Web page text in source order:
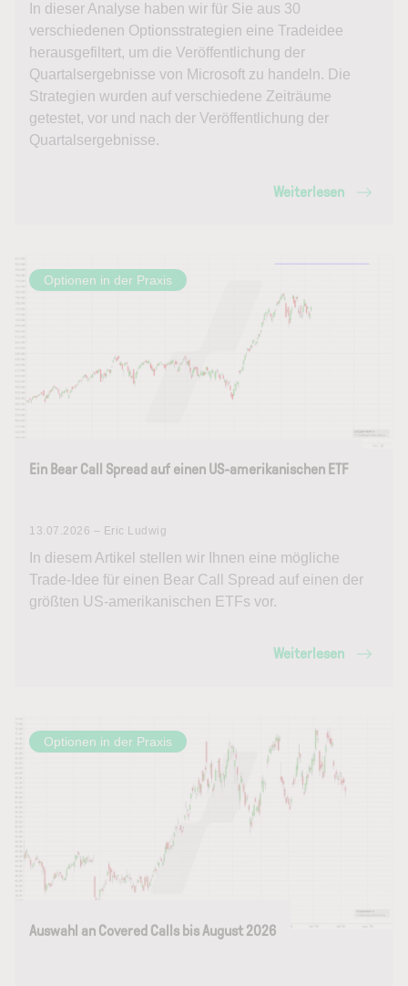
In dieser Analyse haben wir für Sie aus 30
verschiedenen Optionsstrategien eine Tradeidee
herausgefiltert, um die Veröffentlichung der
Quartalsergebnisse von Microsoft zu handeln. Die
Strategien wurden auf verschiedene Zeiträume
getestet, vor und nach der Veröffentlichung der
Quartalsergebnisse.
Weiterlesen
Optionen in der Praxis
Ein Bear Call Spread auf einen US-amerikanischen ETF
13.07.2026 – Eric Ludwig
In diesem Artikel stellen wir Ihnen eine mögliche
Trade-Idee für einen Bear Call Spread auf einen der
größten US-amerikanischen ETFs vor.
Weiterlesen
Optionen in der Praxis
Auswahl an Covered Calls bis August 2026